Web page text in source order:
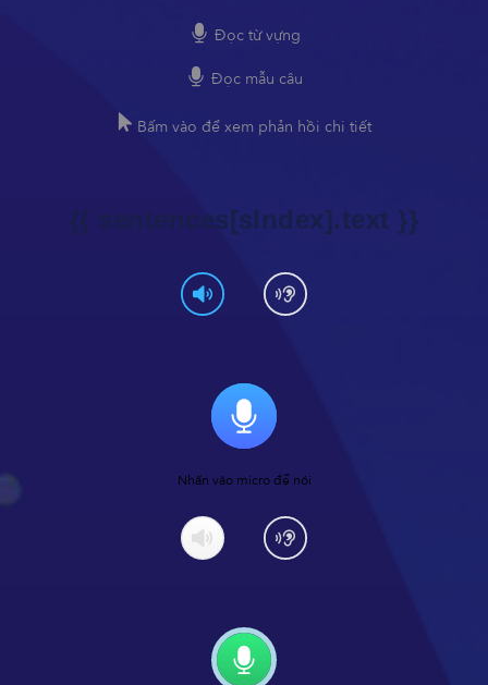
Đọc từ vựng
Đọc mẫu câu
Bấm vào để xem phản hồi chi tiết
{{ sentences[sIndex].text }}
Nhấn vào micro để nói